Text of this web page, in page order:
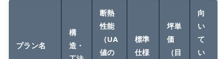
プラン名
構
造・
断熱
性能
（UA
値の
標準
仕様
坪単
価
（目
向
い
て
い